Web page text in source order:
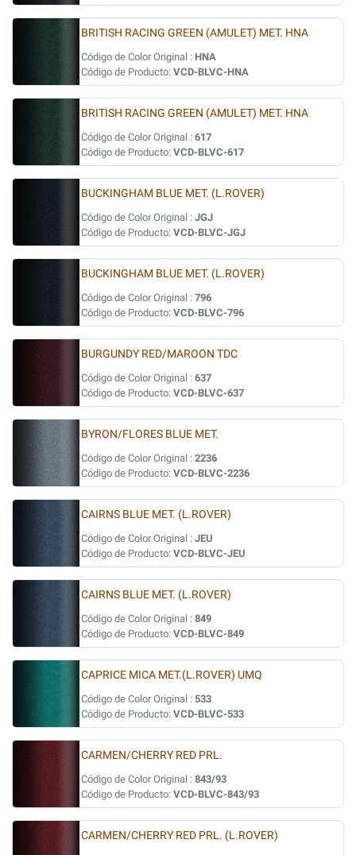
BRITISH RACING GREEN (AMULET) MET. HNA
Código de Color Original : HNA
Código de Producto: VCD-BLVC-HNA
BRITISH RACING GREEN (AMULET) MET. HNA
Código de Color Original : 617
Código de Producto: VCD-BLVC-617
BUCKINGHAM BLUE MET. (L.ROVER)
Código de Color Original : JGJ
Código de Producto: VCD-BLVC-JGJ
BUCKINGHAM BLUE MET. (L.ROVER)
Código de Color Original : 796
Código de Producto: VCD-BLVC-796
BURGUNDY RED/MAROON TDC
Código de Color Original : 637
Código de Producto: VCD-BLVC-637
BYRON/FLORES BLUE MET.
Código de Color Original : 2236
Código de Producto: VCD-BLVC-2236
CAIRNS BLUE MET. (L.ROVER)
Código de Color Original : JEU
Código de Producto: VCD-BLVC-JEU
CAIRNS BLUE MET. (L.ROVER)
Código de Color Original : 849
Código de Producto: VCD-BLVC-849
CAPRICE MICA MET.(L.ROVER) UMQ
Código de Color Original : 533
Código de Producto: VCD-BLVC-533
CARMEN/CHERRY RED PRL.
Código de Color Original : 843/93
Código de Producto: VCD-BLVC-843/93
CARMEN/CHERRY RED PRL. (L.ROVER)